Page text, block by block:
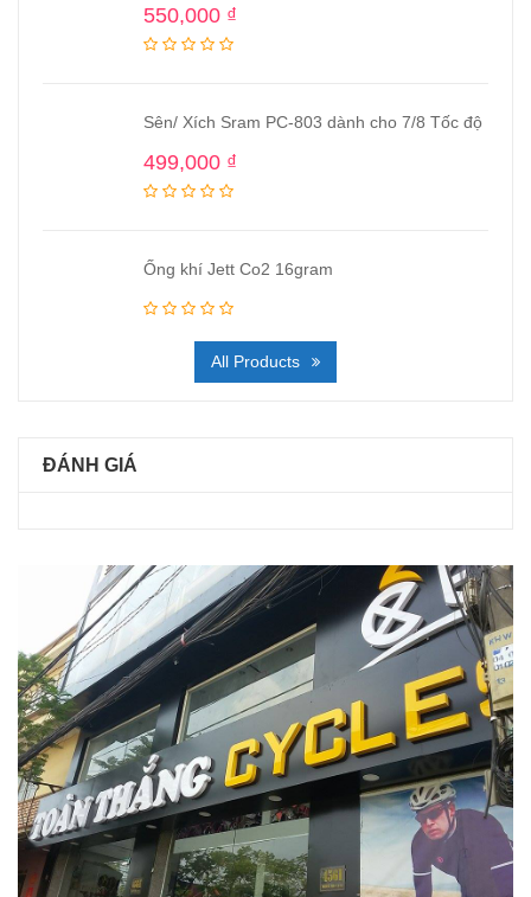
550,000 ₫
Sên/ Xích Sram PC-803 dành cho 7/8 Tốc độ
499,000 ₫
Ống khí Jett Co2 16gram
All Products
ĐÁNH GIÁ